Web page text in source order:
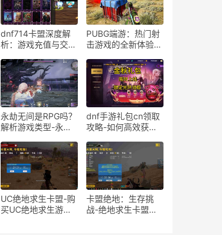
dnf714卡盟深度解
析：游戏充值与交易
卡盟平台安全性与可
靠性分析
PUBG端游：热门射
击游戏的全新体验-
玩法与技巧解析
永劫无间是RPG吗？
解析游戏类型-永劫
演游戏
dnf手游礼包cn领取
攻略-如何高效获取
UC绝地求生卡盟-购
买UC绝地求生游戏
卡盟绝地：生存挑
战-绝地求生卡盟平